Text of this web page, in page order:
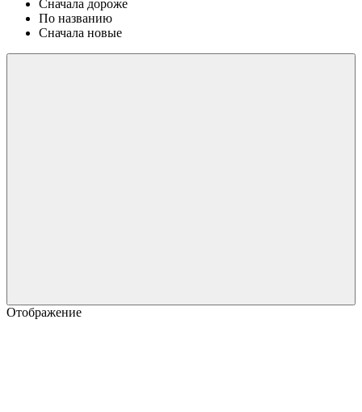
Сначала дороже
По названию
Сначала новые
Отображение